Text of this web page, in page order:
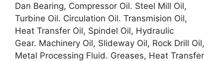
Dan Bearing, Compressor Oil. Steel Mill Oil,
Turbine Oil. Circulation Oil. Transmision Oil,
Heat Transfer Oil, Spindel Oil, Hydraulic
Gear. Machinery Oil, Slideway Oil, Rock Drill Oil,
Metal Processing Fluid. Greases, Heat Transfer